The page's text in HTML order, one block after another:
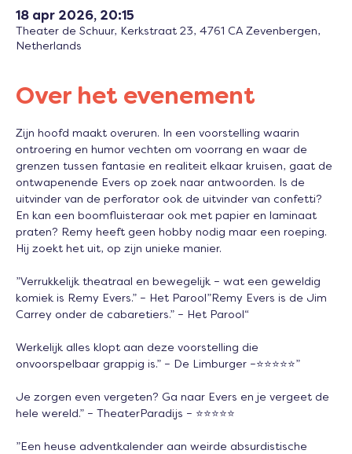
18 apr 2026, 20:15
Theater de Schuur, Kerkstraat 23, 4761 CA Zevenbergen,
Netherlands
Over het evenement
Zijn hoofd maakt overuren. In een voorstelling waarin
ontroering en humor vechten om voorrang en waar de
grenzen tussen fantasie en realiteit elkaar kruisen, gaat de
ontwapenende Evers op zoek naar antwoorden. Is de
uitvinder van de perforator ook de uitvinder van confetti?
En kan een boomfluisteraar ook met papier en laminaat
praten? Remy heeft geen hobby nodig maar een roeping.
Hij zoekt het uit, op zijn unieke manier.
”Verrukkelijk theatraal en bewegelijk – wat een geweldig
komiek is Remy Evers.” – Het Parool”Remy Evers is de Jim
Carrey onder de cabaretiers.” – Het Parool“
Werkelijk alles klopt aan deze voorstelling die
onvoorspelbaar grappig is.” – De Limburger –⭐️⭐️⭐️⭐️⭐️”
Je zorgen even vergeten? Ga naar Evers en je vergeet de
hele wereld.” – TheaterParadijs – ⭐️⭐️⭐️⭐️⭐️
”Een heuse adventkalender aan weirde absurdistische